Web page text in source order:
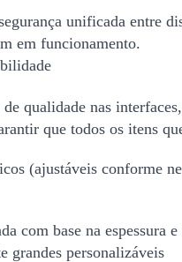
unificada entre
em funcionamento.
qualidade nas
que todos os itens
(ajustáveis conforme
com base na
grandes personalizáveis